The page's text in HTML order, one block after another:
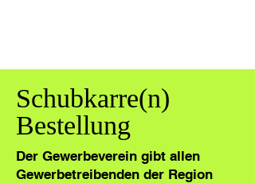
Schubkarre(n)
Bestellung
Der Gewerbeverein gibt allen
Gewerbetreibenden der Region